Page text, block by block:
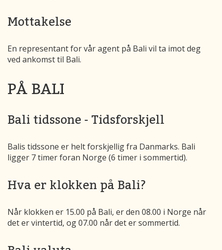
Mottakelse
En representant for vår agent på Bali vil ta imot deg
ved ankomst til Bali.
PÅ BALI
Bali tidssone - Tidsforskjell
Balis tidssone er helt forskjellig fra Danmarks. Bali
ligger 7 timer foran Norge (6 timer i sommertid).
Hva er klokken på Bali?
Når klokken er 15.00 på Bali, er den 08.00 i Norge når
det er vintertid, og 07.00 når det er sommertid.